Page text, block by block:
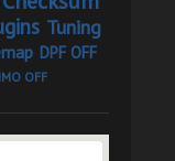
Tuning
DPF OFF
OFF